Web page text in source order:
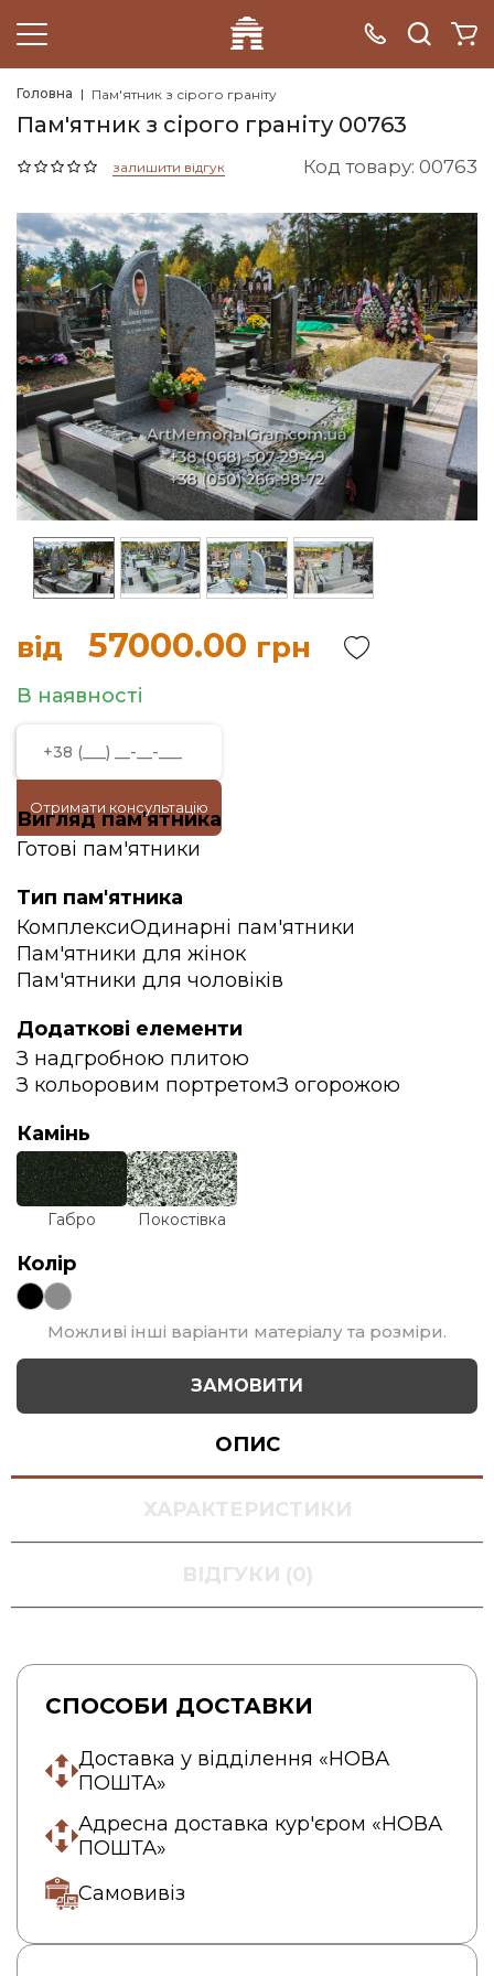
Головна Пам'ятник з сірого граніту
Пам'ятник з сірого граніту 00763
залишити відгук Код товару: 00763
від 57000.00 грн
В наявності
Отримати консультацію
Вигляд пам'ятника
Готові пам'ятники
Тип пам'ятника
КомплексиОдинарні пам'ятники
Пам'ятники для жінок
Пам'ятники для чоловіків
Додаткові елементи
З надгробною плитою
З кольоровим портретомЗ огорожою
Камінь
Габро Покостівка
Колір
Можливі інші варіанти матеріалу та розміри.
ЗАМОВИТИ
ОПИС
ХАРАКТЕРИСТИКИ
ВІДГУКИ (0)
СПОСОБИ ДОСТАВКИ
Доставка у відділення «НОВА
ПОШТА»
Адресна доставка кур'єром «НОВА
ПОШТА»
Самовивіз